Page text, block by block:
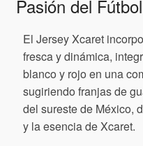
Pasión del Fútbol
El Jersey Xcaret
fresca y dinámica,
blanco y rojo en una
sugiriendo franjas de
del sureste de México,
y la esencia de Xcaret.